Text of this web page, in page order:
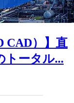
CAD）】直
トータル...